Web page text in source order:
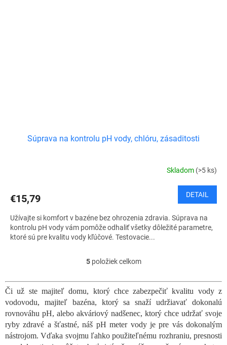
Súprava na kontrolu pH vody, chlóru, zásaditosti
Skladom (>5 ks)
€15,79 DETAIL
Užívajte si komfort v bazéne bez ohrozenia zdravia. Súprava na
kontrolu pH vody vám pomôže odhaliť všetky dôležité parametre,
ktoré sú pre kvalitu vody kľúčové. Testovacie...
O
l
á
d
a
c
i
e
5položiek celkom
Či už ste majiteľ domu, ktorý chce zabezpečiť kvalitu vody z
vodovodu, majiteľ bazéna, ktorý sa snaží udržiavať dokonalú
rovnováhu pH, alebo akváriový nadšenec, ktorý chce udržať svoje
ryby zdravé a šťastné, náš pH meter vody je pre vás dokonalým
nástrojom. Vďaka svojmu ľahko použiteľnému rozhraniu, presnosti